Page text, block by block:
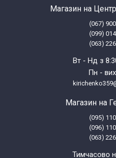
LG F0J5QN4W.ABWQWPL
LG
LG
LG F0J5TN3W.ABWQPES
Магазин на
(067)
(099)
(063)
Вт - Нд з
Пн -
Магазин на
(095)
(096)
(063)
Тимчасово